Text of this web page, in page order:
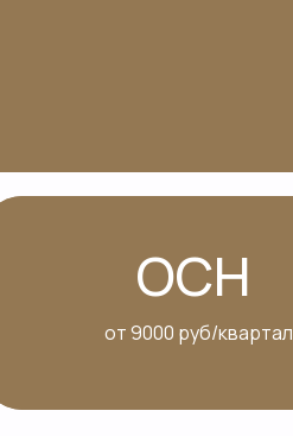
ОСН
от 9000 руб/квартал